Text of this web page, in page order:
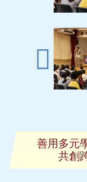
善用多元
共創